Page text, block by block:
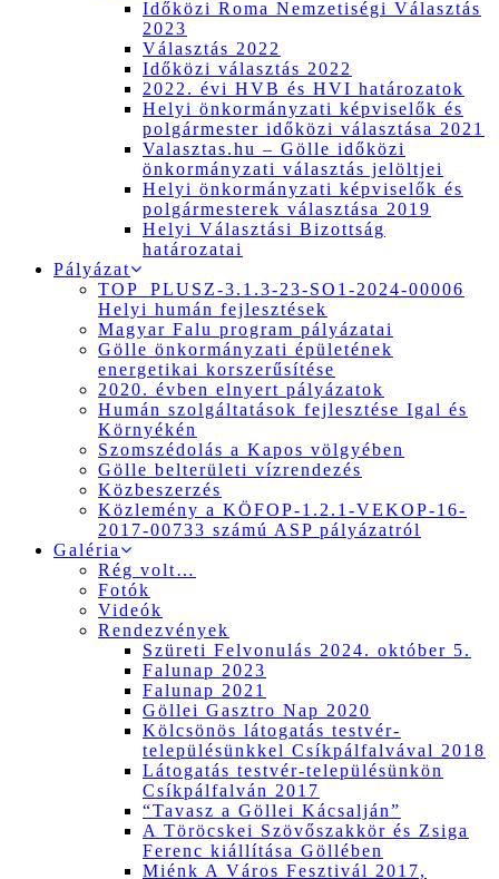
Időközi Roma Nemzetiségi Választás
2023
Választás 2022
Időközi választás 2022
2022. évi HVB és HVI határozatok
Helyi önkormányzati képviselők és
polgármester időközi választása 2021
Valasztas.hu – Gölle időközi
önkormányzati választás jelöltjei
Helyi önkormányzati képviselők és
polgármesterek választása 2019
Helyi Választási Bizottság
határozatai
Pályázat
TOP_PLUSZ-3.1.3-23-SO1-2024-00006
Helyi humán fejlesztések
Magyar Falu program pályázatai
Gölle önkormányzati épületének
energetikai korszerűsítése
2020. évben elnyert pályázatok
Humán szolgáltatások fejlesztése Igal és
Környékén
Szomszédolás a Kapos völgyében
Gölle belterületi vízrendezés
Közbeszerzés
Közlemény a KÖFOP-1.2.1-VEKOP-16-
2017-00733 számú ASP pályázatról
Galéria
Rég volt…
Fotók
Videók
Rendezvények
Szüreti Felvonulás 2024. október 5.
Falunap 2023
Falunap 2021
Göllei Gasztro Nap 2020
Kölcsönös látogatás testvér-
településünkkel Csíkpálfalvával 2018
Látogatás testvér-településünkön
Csíkpálfalván 2017
“Tavasz a Göllei Kácsalján”
A Töröcskei Szövőszakkör és Zsiga
Ferenc kiállítása Göllében
Miénk A Város Fesztivál 2017,